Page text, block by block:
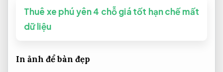
Thuê xe phú yên 4 chỗ giá tốt hạn chế mất
dữ liệu
In ảnh để bàn đẹp